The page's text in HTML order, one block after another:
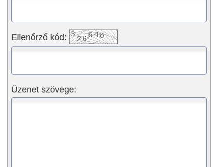
Ellenőrző kód:
Üzenet szövege: